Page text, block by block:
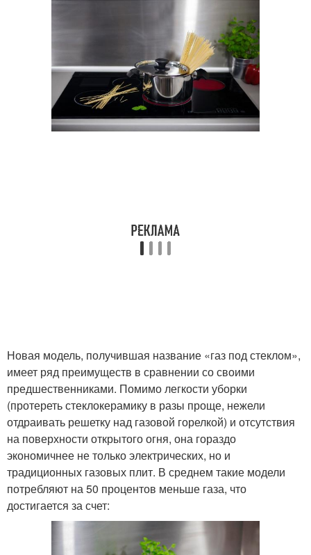
Новая модель, получившая название «газ под стеклом»,
имеет ряд преимуществ в сравнении со своими
предшественниками. Помимо легкости уборки
(протереть стеклокерамику в разы проще, нежели
отдраивать решетку над газовой горелкой) и отсутствия
на поверхности открытого огня, она гораздо
экономичнее не только электрических, но и
традиционных газовых плит. В среднем такие модели
потребляют на 50 процентов меньше газа, что
достигается за счет: